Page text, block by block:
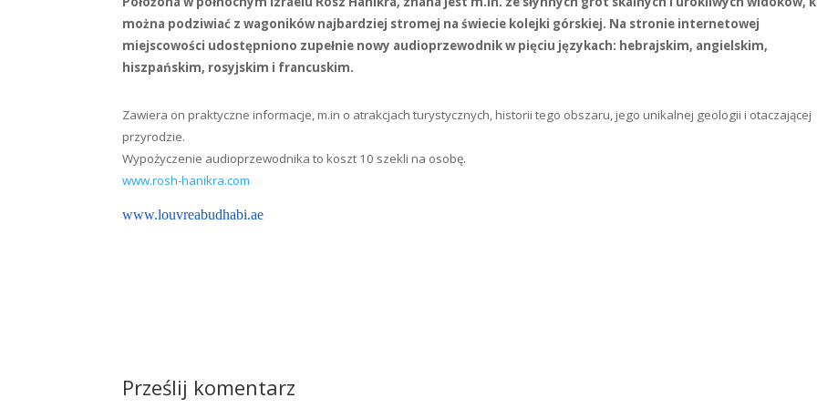
można podziwiać z wagoników najbardziej stromej na świecie kolejki górskiej. Na stronie internetowej
miejscowości udostępniono zupełnie nowy audioprzewodnik w pięciu językach: hebrajskim, angielskim,
hiszpańskim, rosyjskim i francuskim.
Zawiera on praktyczne informacje, m.in o atrakcjach turystycznych, historii tego obszaru, jego unikalnej geologii i otaczającej
przyrodzie.
Wypożyczenie audioprzewodnika to koszt 10 szekli na osobę.
www.rosh-hanikra.com
www.louvreabudhabi.ae
Prześlij komentarz